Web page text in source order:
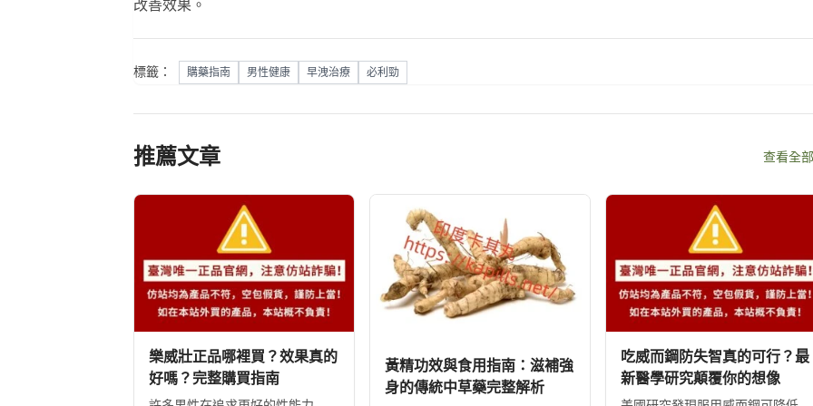
改善效果。
標籤： 購藥指南 男性健康 早洩治療 必利勁
推薦文章 查看全部
樂威壯正品哪裡買？效果真的
好嗎？完整購買指南
黃精功效與食用指南：滋補強
身的傳統中草藥完整解析
吃威而鋼防失智真的可行？最
新醫學研究顛覆你的想像